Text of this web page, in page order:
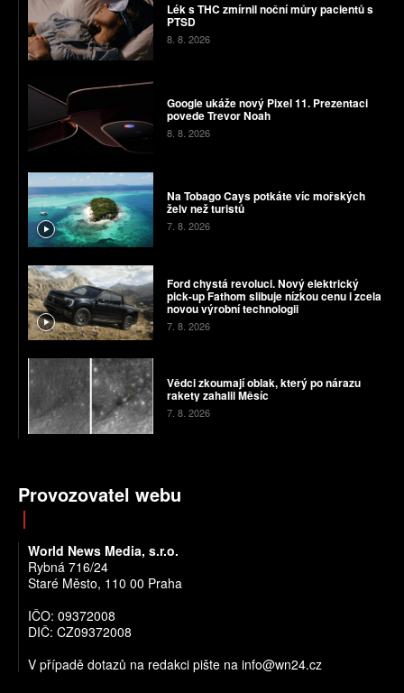
Lék s THC zmírnil noční můry pacientů s
PTSD
8. 8. 2026
Google ukáže nový Pixel 11. Prezentaci
povede Trevor Noah
8. 8. 2026
Na Tobago Cays potkáte víc mořských
želv než turistů
7. 8. 2026
Ford chystá revoluci. Nový elektrický
pick-up Fathom slibuje nízkou cenu i zcela
novou výrobní technologii
7. 8. 2026
Vědci zkoumají oblak, který po nárazu
rakety zahalil Měsíc
7. 8. 2026
Provozovatel webu
World News Media, s.r.o.
Rybná 716/24
Staré Město, 110 00 Praha
IČO: 09372008
DIČ: CZ09372008
V případě dotazů na redakci pište na info@wn24.cz